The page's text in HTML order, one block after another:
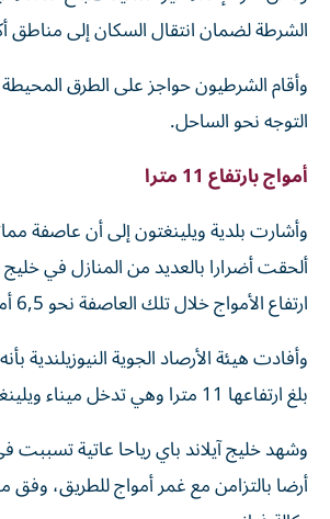
الشرطة لضمان انتقال السكان إلى مناطق
وأقام الشرطيون حواجز على الطرق
التوجه نحو الساحل.
أمواج بارتفاع 11 مترا
ألحقت أضرارا بالعديد من المنازل في
ارتفاع الأمواج خلال تلك العاصفة نحو 6,5 أمتار.
وأفادت هيئة الأرصاد الجوية النيوزيلندية
بلغ ارتفاعها 11 مترا وهي تدخل ميناء ويلينغتون الثلاثاء.
وشهد خليج آيلاند باي رياحا عاتية تسببت
أرضا بالتزامن مع غمر أمواج للطريق،